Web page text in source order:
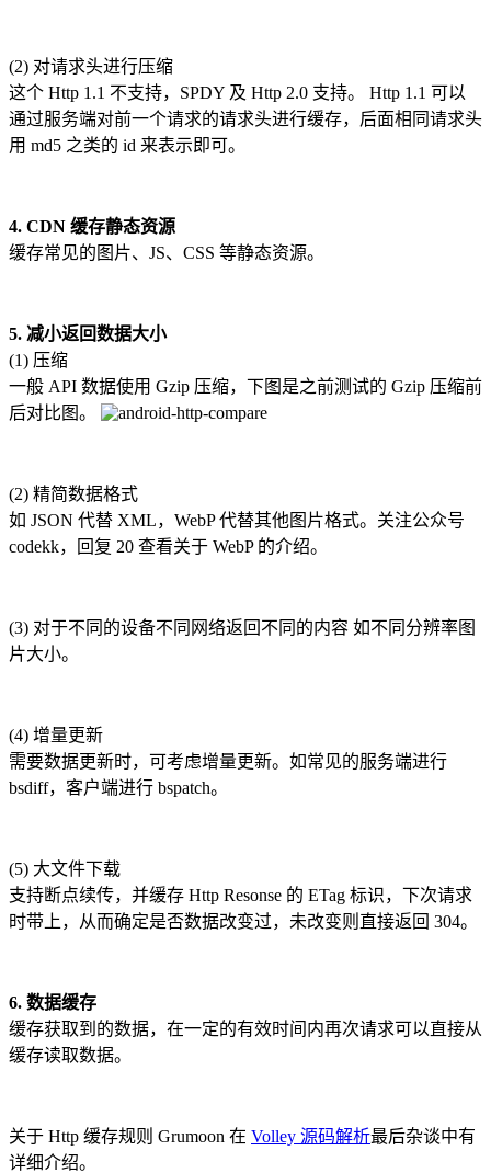
(2) 对请求头进行压缩
这个 Http 1.1 不支持，SPDY 及 Http 2.0 支持。 Http 1.1 可以
通过服务端对前一个请求的请求头进行缓存，后面相同请求头
用 md5 之类的 id 来表示即可。
4. CDN 缓存静态资源
缓存常见的图片、JS、CSS 等静态资源。
5. 减小返回数据大小
(1) 压缩
一般 API 数据使用 Gzip 压缩，下图是之前测试的 Gzip 压缩前
后对比图。
(2) 精简数据格式
如 JSON 代替 XML，WebP 代替其他图片格式。关注公众号
codekk，回复 20 查看关于 WebP 的介绍。
(3) 对于不同的设备不同网络返回不同的内容 如不同分辨率图
片大小。
(4) 增量更新
需要数据更新时，可考虑增量更新。如常见的服务端进行
bsdiff，客户端进行 bspatch。
(5) 大文件下载
支持断点续传，并缓存 Http Resonse 的 ETag 标识，下次请求
时带上，从而确定是否数据改变过，未改变则直接返回 304。
6. 数据缓存
缓存获取到的数据，在一定的有效时间内再次请求可以直接从
缓存读取数据。
关于 Http 缓存规则 Grumoon 在 Volley 源码解析最后杂谈中有
详细介绍。